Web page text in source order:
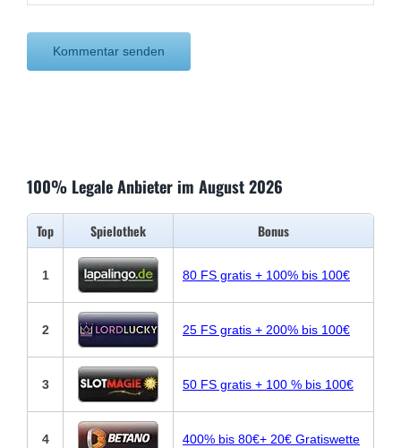
100% Legale Anbieter im August 2026
Top Spielothek Bonus
1 80 FS gratis + 100% bis 100€
2 25 FS gratis + 200% bis 100€
3 50 FS gratis + 100 % bis 100€
4 400% bis 80€+ 20€ Gratiswette